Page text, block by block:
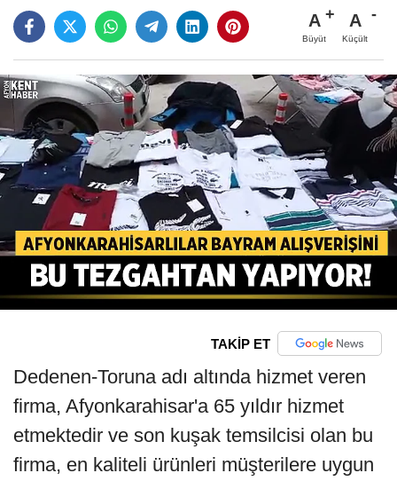
A
Büyüt
A
Küçült
TAKİP ET
Dedenen-Toruna adı altında hizmet veren
firma, Afyonkarahisar'a 65 yıldır hizmet
etmektedir ve son kuşak temsilcisi olan bu
firma, en kaliteli ürünleri müşterilere uygun